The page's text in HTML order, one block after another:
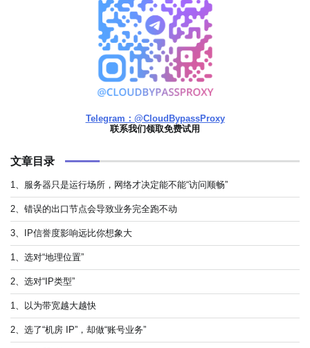
Telegram：@CloudBypassProxy
联系我们领取免费试用
文章目录
1、服务器只是运行场所，网络才决定能不能“访问顺畅”
2、错误的出口节点会导致业务完全跑不动
3、IP信誉度影响远比你想象大
1、选对“地理位置”
2、选对“IP类型”
1、以为带宽越大越快
2、选了“机房 IP”，却做“账号业务”